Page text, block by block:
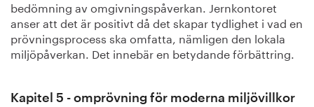
bedömning av omgivningspåverkan. Jernkontoret
anser att det är positivt då det skapar tydlighet i vad en
prövningsprocess ska omfatta, nämligen den lokala
miljöpåverkan. Det innebär en betydande förbättring.
Kapitel 5 - omprövning för moderna miljövillkor